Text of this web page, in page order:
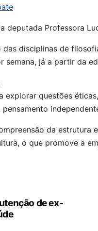
deputada Professora
disciplinas de
semana, já a partir da
explorar questões
da
o que promove a
de ex-